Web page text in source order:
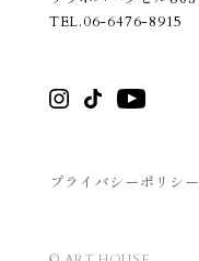
TEL.06-6476-8915
プライバシーポリシー